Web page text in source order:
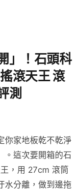
」！石頭科
滾天王 滾
測
你家地板乾不乾淨
。這次要開箱的石
，用 27cm 滾筒
水分離，做到邊拖